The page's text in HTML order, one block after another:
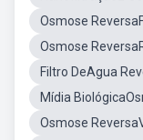
Osmose
Osmose
Filtro DeAgua
Mídia
Osmose